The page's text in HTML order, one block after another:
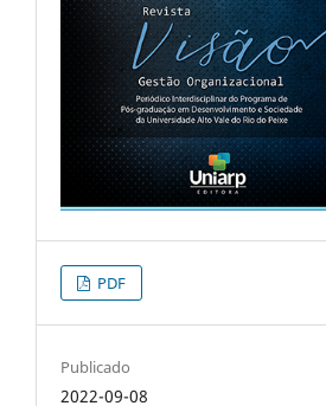
PDF
Publicado
2022-09-08